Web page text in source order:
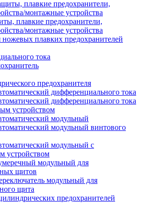
плавкие предохранители,
монтажные устройства
ножевых плавких предохранителей
тока
предохранителя
дифференциального тока
дифференциального тока
устройством
модульный
модульный винтового
модульный с
устройством
модульный для
щитов
модульный для
щита
предохранителей